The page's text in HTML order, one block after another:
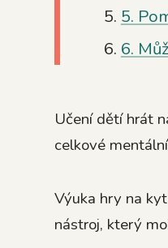
5.
6.
Učení dětí hrát
celkové
Výuka hry na
nástroj, který